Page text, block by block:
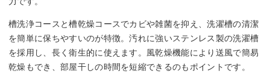
ー
幅x高さx奥行き
1225x775x238 mm
槽洗浄コースと槽乾燥コースでカビや雑菌を抑え、洗濯槽の清潔
を簡単に保ちやすいのが特徴。汚れに強いステンレス製の洗濯槽
を採用し、長く衛生的に使えます。風乾燥機能により送風で簡易
乾燥もでき、部屋干しの時間を短縮できるのもポイントです。